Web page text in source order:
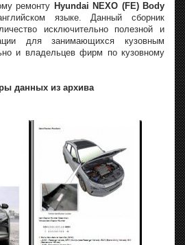
ремонту Hyundai NEXO (FE) Body
языке. Данный сборник
исключительно полезной и
для занимающихся кузовным
и владельцев фирм по кузовному
данных из архива